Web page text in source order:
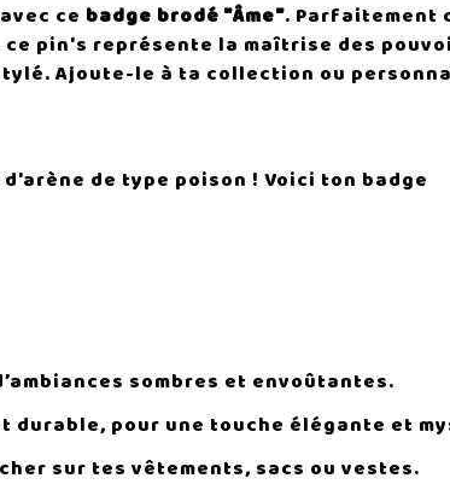
ce badge brodé "Âme". Parfaitement
pin's représente la maîtrise des
Ajoute-le à ta collection ou
de type poison ! Voici ton badge
sombres et envoûtantes.
durable, pour une touche élégante et
sur tes vêtements, sacs ou vestes.